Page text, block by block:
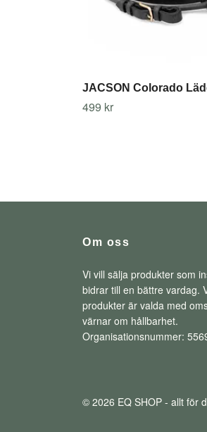
JACSON Colorado
499 kr
Om oss
Vi vill sälja produkter som
bidrar till en bättre vardag.
produkter är valda med
värnar om hållbarhet.
Organisationsnummer:
© 2026 EQ SHOP - allt för